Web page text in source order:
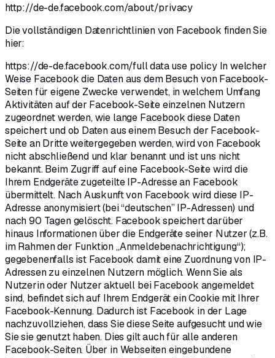
http://de-de.facebook.com/about/privacy
Die vollständigen Datenrichtlinien von Facebook finden Sie
hier:
https://de-de.facebook.com/full data use policy In welcher
Weise Facebook die Daten aus dem Besuch von Facebook-
Seiten für eigene Zwecke verwendet, in welchem Umfang
Aktivitäten auf der Facebook-Seite einzelnen Nutzern
zugeordnet werden, wie lange Facebook diese Daten
speichert und ob Daten aus einem Besuch der Facebook-
Seite an Dritte weitergegeben werden, wird von Facebook
nicht abschließend und klar benannt und ist uns nicht
bekannt. Beim Zugriff auf eine Facebook-Seite wird die
Ihrem Endgeräte zugeteilte IP-Adresse an Facebook
übermittelt. Nach Auskunft von Facebook wird diese IP-
Adresse anonymisiert (bei “deutschen” IP-Adressen) und
nach 90 Tagen gelöscht. Facebook speichert darüber
hinaus Informationen über die Endgeräte seiner Nutzer (z.B.
im Rahmen der Funktion „Anmeldebenachrichtigung“);
gegebenenfalls ist Facebook damit eine Zuordnung von IP-
Adressen zu einzelnen Nutzern möglich. Wenn Sie als
Nutzerin oder Nutzer aktuell bei Facebook angemeldet
sind, befindet sich auf Ihrem Endgerät ein Cookie mit Ihrer
Facebook-Kennung. Dadurch ist Facebook in der Lage
nachzuvollziehen, dass Sie diese Seite aufgesucht und wie
Sie sie genutzt haben. Dies gilt auch für alle anderen
Facebook-Seiten. Über in Webseiten eingebundene